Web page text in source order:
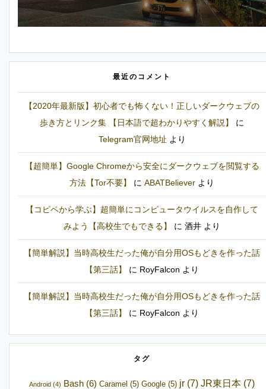
最近のコメント
【2020年最新版】初心者でも怖くない！正しいダークウェブの
歩き方とリンク集 【日本語で超わかりやすく解説】
に
Telegram官网地址 より
【超簡単】Google Chromeから安全にダークウェブを閲覧する
方法【Tor不要】
に ABATBeliever より
【コピペから学ぶ】超簡単にコンピュータウイルスを自作して
みよう【高校生でもできる】
に 酒井 より
【簡単解説】当時高校生だった俺が自分用OSもどきを作った話
【第三話】
に RoyFalcon より
【簡単解説】当時高校生だった俺が自分用OSもどきを作った話
【第三話】
に RoyFalcon より
タグ
Android (4) Bash (6) Caramel (5) Google (5) jr (7) JR東日本 (7)